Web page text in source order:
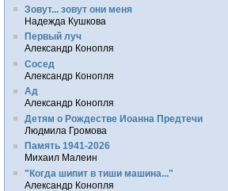
Зовут... зовут они меня
Надежда Кушкова
Первый луч
Александр Конопля
Сосед
Александр Конопля
Ад
Александр Конопля
Детям о Рождестве Иоанна Предтечи
Людмила Громова
Память 1941-2026
Михаил Малеин
"Когда шипит в тиши машина..."
Александр Конопля